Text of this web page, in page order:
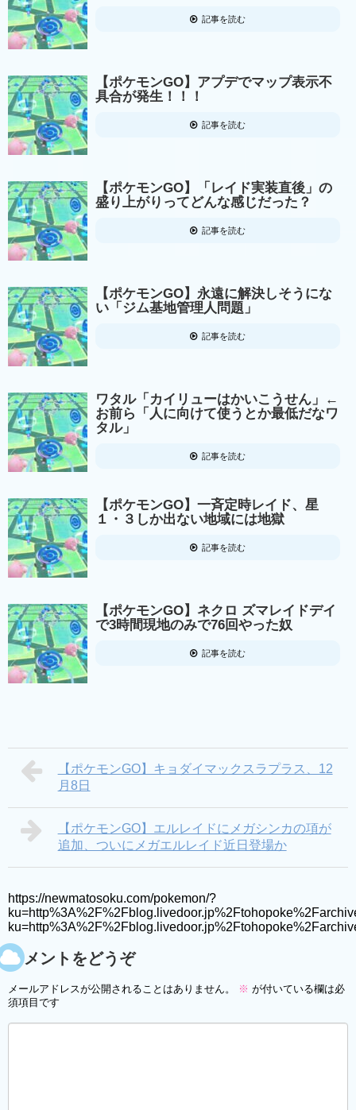
記事を読む
【ポケモンGO】アプデでマップ表示不
具合が発生！！！
記事を読む
【ポケモンGO】「レイド実装直後」の
盛り上がりってどんな感じだった？
記事を読む
【ポケモンGO】永遠に解決しそうにな
い「ジム基地管理人問題」
記事を読む
ワタル「カイリューはかいこうせん」←
お前ら「人に向けて使うとか最低だなワ
タル」
記事を読む
【ポケモンGO】一斉定時レイド、星
１・３しか出ない地域には地獄
記事を読む
【ポケモンGO】ネクロ ズマレイドデイ
で3時間現地のみで76回やった奴
記事を読む
【ポケモンGO】キョダイマックスラプラス、12
月8日
【ポケモンGO】エルレイドにメガシンカの項が
追加、ついにメガエルレイド近日登場か
https://newmatosoku.com/pokemon/?
コメントをどうぞ
メールアドレスが公開されることはありません。 ※ が付いている欄は必
須項目です